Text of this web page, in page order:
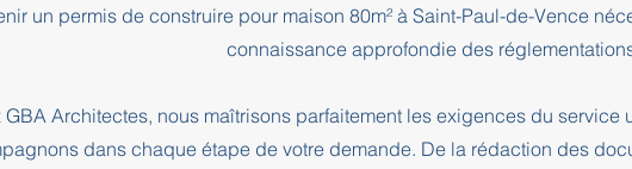
un permis de construire pour maison 80m² à Saint-Paul-de-Vence
connaissance approfondie des
GBA Architectes, nous maîtrisons parfaitement les exigences du service
dans chaque étape de votre demande. De la rédaction des